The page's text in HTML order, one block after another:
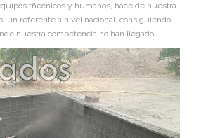
tñecnicos y humanos, hace de nuestra
un referente a nivel nacional, consiguiendo
nuestra competencia no han llegado.